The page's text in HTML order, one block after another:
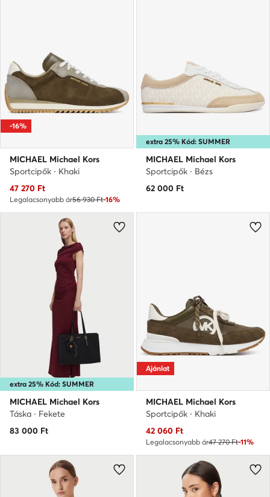
-16%
MICHAEL Michael Kors
Sportcipők · Khaki
Aktuális ár
47 270 Ft
Legalacsonyabb ár56 930 Ft-16%
extra 25% Kód: SUMMER
MICHAEL Michael Kors
Sportcipők · Bézs
62 000 Ft
extra 25% Kód: SUMMER
MICHAEL Michael Kors
Táska · Fekete
83 000 Ft
Ajánlat
MICHAEL Michael Kors
Sportcipők · Khaki
Aktuális ár
42 060 Ft
Legalacsonyabb ár47 270 Ft-11%